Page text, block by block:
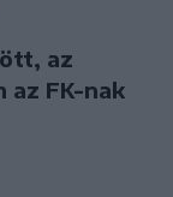
az
az FK-nak